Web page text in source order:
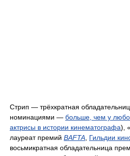
Стрип — трёхкратная
номинациями — больше, чем у
актрисы в истории кинематографа), «
лауреат премий BAFTA, Гильдии
восьмикратная обладательница